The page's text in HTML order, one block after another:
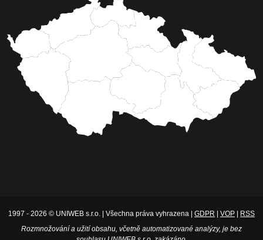
1997 - 2026 © UNIWEB s.r.o. | Všechna práva vyhrazena | GDPR | VOP | RSS
Rozmnožování a užití obsahu, včetně automatizované analýzy, je bez